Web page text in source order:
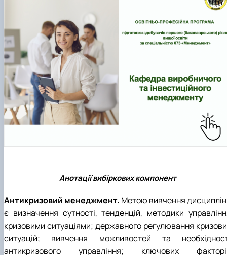
Анотації вибіркових компонент
Антикризовий менеджмент. Метою вивчення
є визначення сутності, тенденцій, методики
кризовими ситуаціями; державного регулювання
ситуацій; вивчення можливостей та
антикризового управління; ключових